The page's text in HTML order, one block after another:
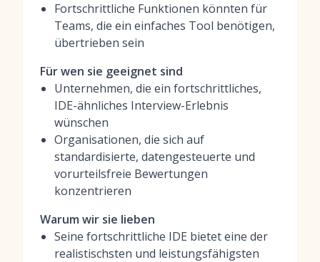
Fortschrittliche Funktionen könnten für
Teams, die ein einfaches Tool benötigen,
übertrieben sein
Für wen sie geeignet sind
Unternehmen, die ein fortschrittliches,
IDE-ähnliches Interview-Erlebnis
wünschen
Organisationen, die sich auf
standardisierte, datengesteuerte und
vorurteilsfreie Bewertungen
konzentrieren
Warum wir sie lieben
Seine fortschrittliche IDE bietet eine der
realistischsten und leistungsfähigsten